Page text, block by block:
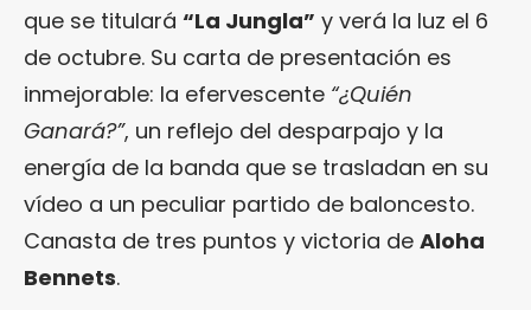
que se titulará “La Jungla” y verá la luz el 6
de octubre. Su carta de presentación es
inmejorable: la efervescente “¿Quién
Ganará?”, un reflejo del desparpajo y la
energía de la banda que se trasladan en su
vídeo a un peculiar partido de baloncesto.
Canasta de tres puntos y victoria de Aloha
Bennets.